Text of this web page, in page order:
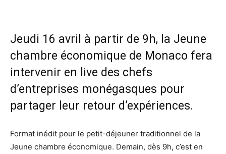
Jeudi 16 avril à partir de 9h, la Jeune
chambre économique de Monaco fera
intervenir en live des chefs
d’entreprises monégasques pour
partager leur retour d’expériences.
Format inédit pour le petit-déjeuner traditionnel de la
Jeune chambre économique. Demain, dès 9h, c’est en